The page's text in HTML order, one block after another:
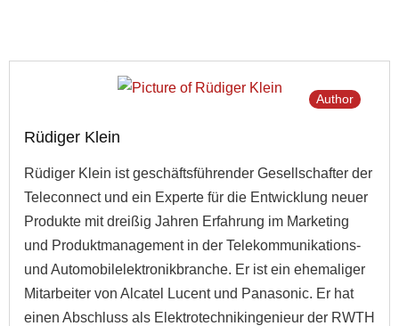
Rüdiger Klein
Rüdiger Klein ist geschäftsführender Gesellschafter der
Teleconnect und ein Experte für die Entwicklung neuer
Produkte mit dreißig Jahren Erfahrung im Marketing
und Produktmanagement in der Telekommunikations-
und Automobilelektronikbranche. Er ist ein ehemaliger
Mitarbeiter von Alcatel Lucent und Panasonic. Er hat
einen Abschluss als Elektrotechnikingenieur der RWTH
Author